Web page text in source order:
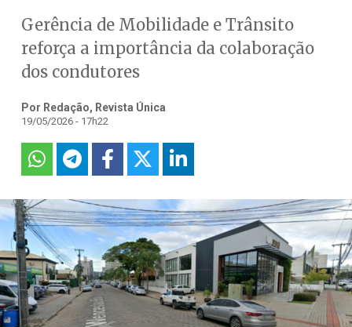
Gerência de Mobilidade e Trânsito
reforça a importância da colaboração
dos condutores
Por Redação, Revista Única
19/05/2026 - 17h22